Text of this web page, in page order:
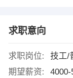
求职意向
求职岗位:
技工/
期望薪资:
4000-